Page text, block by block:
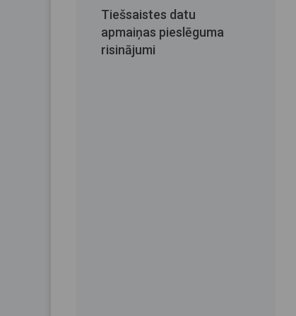
Tiešsaistes datu
apmaiņas pieslēguma
risinājumi